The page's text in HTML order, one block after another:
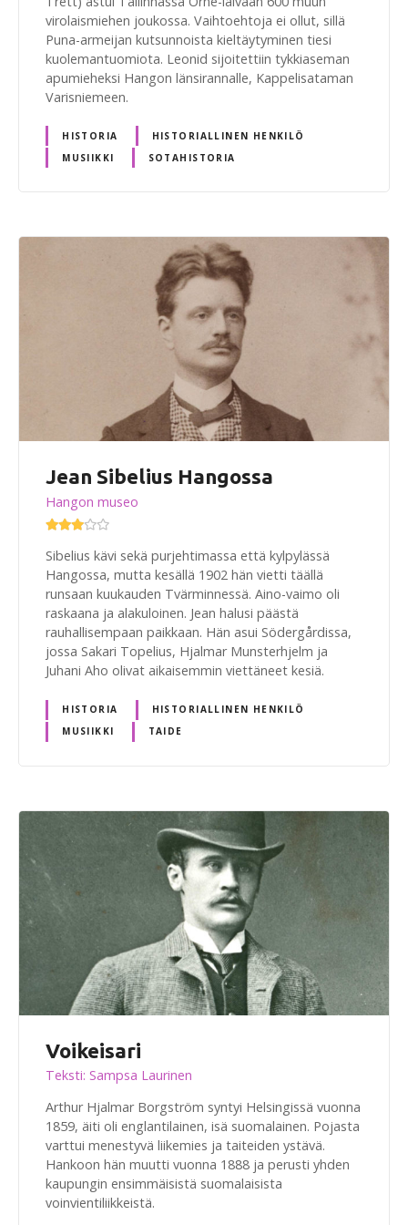
virolaismiehen joukossa. Vaihtoehtoja ei ollut, sillä
Puna-armeijan kutsunnoista kieltäytyminen tiesi
kuolemantuomiota. Leonid sijoitettiin tykkiaseman
apumieheksi Hangon länsirannalle, Kappelisataman
Varisniemeen.
HISTORIA
HISTORIALLINEN HENKILÖ
MUSIIKKI
SOTAHISTORIA
Jean Sibelius Hangossa
Hangon museo
Sibelius kävi sekä purjehtimassa että kylpylässä
Hangossa, mutta kesällä 1902 hän vietti täällä
runsaan kuukauden Tvärminnessä. Aino-vaimo oli
raskaana ja alakuloinen. Jean halusi päästä
rauhallisempaan paikkaan. Hän asui Södergårdissa,
jossa Sakari Topelius, Hjalmar Munsterhjelm ja
Juhani Aho olivat aikaisemmin viettäneet kesiä.
HISTORIA
HISTORIALLINEN HENKILÖ
MUSIIKKI
TAIDE
Voikeisari
Teksti: Sampsa Laurinen
Arthur Hjalmar Borgström syntyi Helsingissä vuonna
1859, äiti oli englantilainen, isä suomalainen. Pojasta
varttui menestyvä liikemies ja taiteiden ystävä.
Hankoon hän muutti vuonna 1888 ja perusti yhden
kaupungin ensimmäisistä suomalaisista
voinvientiliikkeistä.